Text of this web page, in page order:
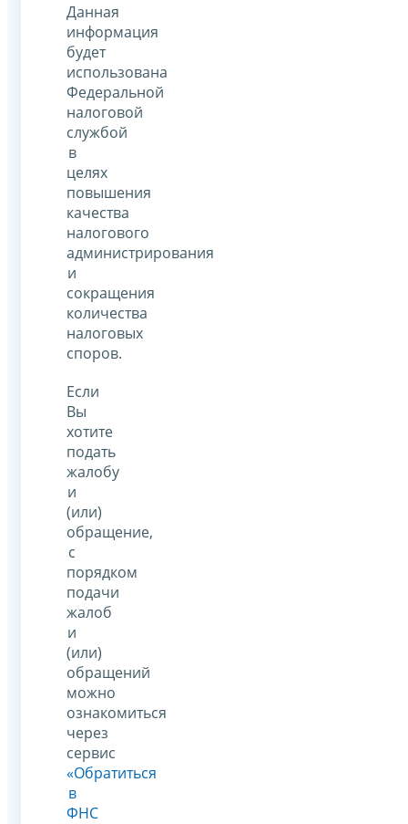
Данная
информация
будет
использована
Федеральной
налоговой
службой
в
целях
повышения
качества
налогового
администрирования
и
сокращения
количества
налоговых
споров.
Если
Вы
хотите
подать
жалобу
и
(или)
обращение,
с
порядком
подачи
жалоб
и
(или)
обращений
можно
ознакомиться
через
сервис
«Обратиться
в
ФНС